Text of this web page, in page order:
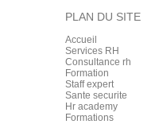
PLAN DU SITE
Accueil
Services RH
Consultance rh
Formation
Staff expert
Sante securite
Hr academy
Formations